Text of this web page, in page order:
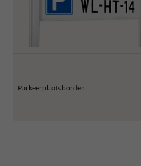
Parkeerplaats borden